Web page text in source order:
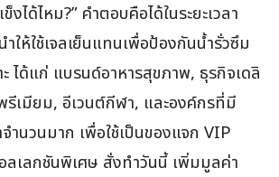
งได้ไหม?” คำตอบคือได้ในระยะเวลา
ให้ใช้เจลเย็นแทนเพื่อป้องกันน้ำรั่วซึม
ได้แก่ แบรนด์อาหารสุขภาพ, ธุรกิจเดลิ
รีเมียม, อีเวนต์กีฬา, และองค์กรที่มี
ำนวนมาก เพื่อใช้เป็นของแจก VIP
ลเลกชันพิเศษ สั่งทำวันนี้ เพิ่มมูลค่า